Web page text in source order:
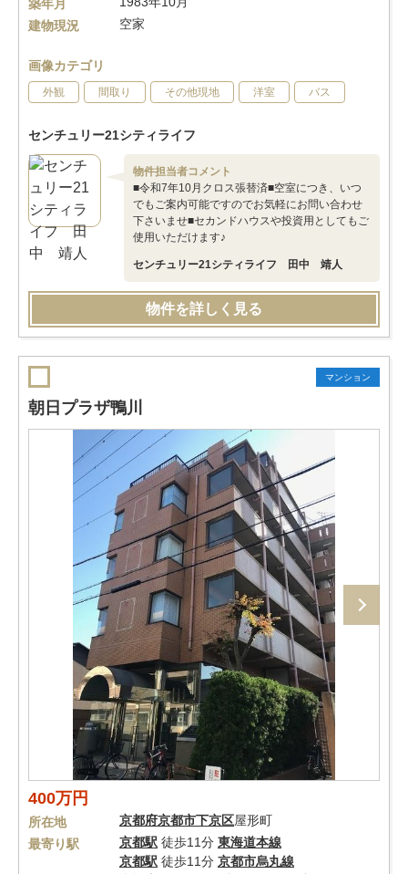
築年月
建物現況
空家
画像カテゴリ
外観 間取り その他現地 洋室 バス
センチュリー21シティライフ
物件担当者コメント
■令和7年10月クロス張替済■空室につき、いつ
でもご案内可能ですのでお気軽にお問い合わせ
下さいませ■セカンドハウスや投資用としてもご
使用いただけます♪
センチュリー21シティライフ 田中 靖人
物件を詳しく見る
マンション
朝日プラザ鴨川
400万円
所在地 京都府京都市下京区屋形町
最寄り駅
京都駅 徒歩11分 東海道本線
京都駅 徒歩11分 京都市烏丸線